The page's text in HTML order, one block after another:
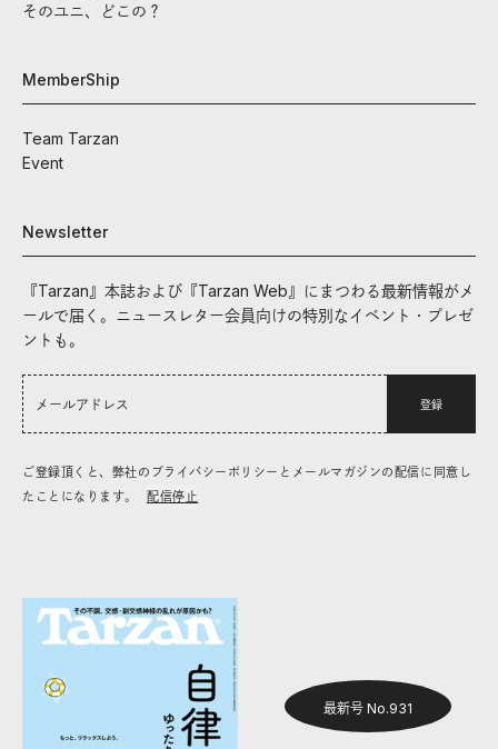
そのユニ、どこの？
MemberShip
Team Tarzan
Event
Newsletter
『Tarzan』本誌および『Tarzan Web』にまつわる最新情報がメ
ールで届く。ニュースレター会員向けの特別なイベント・プレゼ
ントも。
登録
ご登録頂くと、弊社のプライバシーポリシーとメールマガジンの配信に同意し
たことになります。
配信停止
最新号 No.931